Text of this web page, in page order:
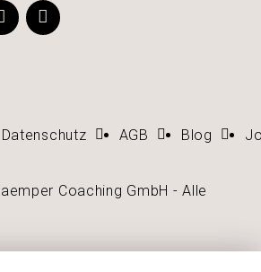
Datenschutz AGB Blog
Coaching GmbH - Alle